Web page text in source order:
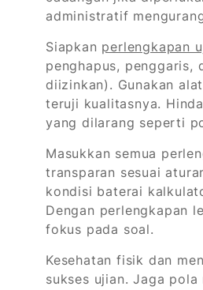
administratif
Siapkan perlengkapan
penghapus, penggaris,
diizinkan). Gunakan
teruji kualitasnya.
yang dilarang seperti
Masukkan semua
transparan sesuai
kondisi baterai
Dengan perlengkapan
fokus pada soal.
Kesehatan fisik dan
sukses ujian. Jaga pola